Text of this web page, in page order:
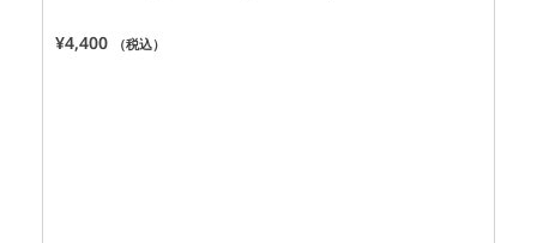
¥4,400 （税込）